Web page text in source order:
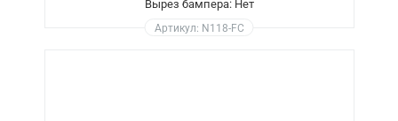
Вырез бампера: Нет
Артикул: N118-FC